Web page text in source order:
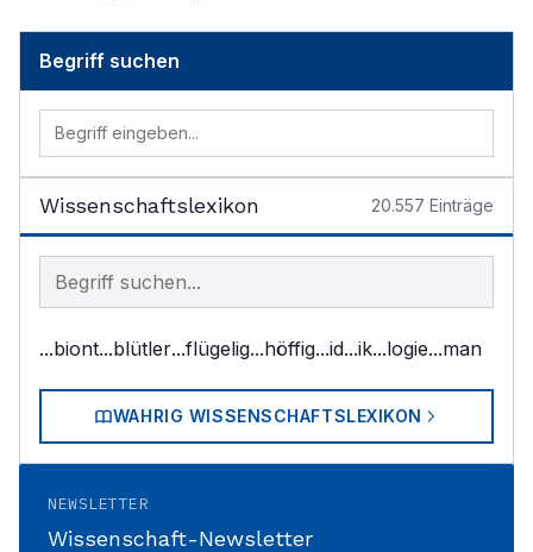
Begriff suchen
Wissenschaftslexikon 20.557 Einträge
Begriff im Lexikon suchen
...biont...blütler...flügelig...höffig...id...ik...logie...man
WAHRIG WISSENSCHAFTSLEXIKON
NEWSLETTER
Wissenschaft-Newsletter